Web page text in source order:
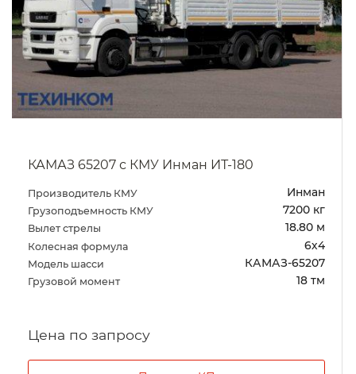
КАМАЗ 65207 с КМУ Инман ИТ-180
Производитель КМУ Инман
Грузоподъемность КМУ 7200 кг
Вылет стрелы 18.80 м
Колесная формула 6х4
Модель шасси КАМАЗ-65207
Грузовой момент 18 тм
Цена по запросу